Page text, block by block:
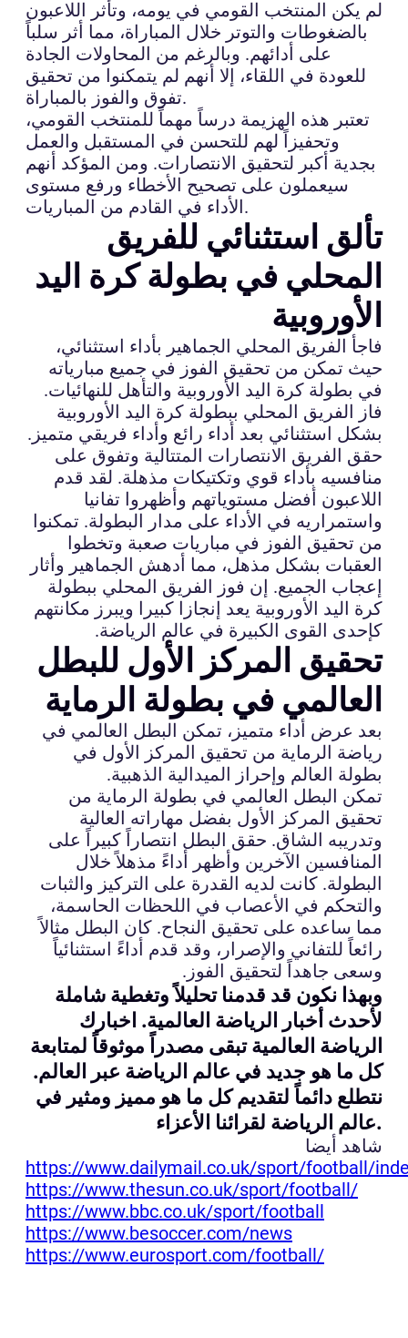
لم يكن المنتخب القومي في يومه، وتأثر اللاعبون
بالضغوطات والتوتر خلال المباراة، مما أثر سلباً
على أدائهم. وبالرغم من المحاولات الجادة
للعودة في اللقاء، إلا أنهم لم يتمكنوا من تحقيق
تفوق والفوز بالمباراة.
تعتبر هذه الهزيمة درساً مهماً للمنتخب القومي،
وتحفيزاً لهم للتحسن في المستقبل والعمل
بجدية أكبر لتحقيق الانتصارات. ومن المؤكد أنهم
سيعملون على تصحيح الأخطاء ورفع مستوى
الأداء في القادم من المباريات.
تألق استثنائي للفريق
المحلي في بطولة كرة اليد
الأوروبية
فاجأ الفريق المحلي الجماهير بأداء استثنائي،
حيث تمكن من تحقيق الفوز في جميع مبارياته
في بطولة كرة اليد الأوروبية والتأهل للنهائيات.
فاز الفريق المحلي ببطولة كرة اليد الأوروبية
بشكل استثنائي بعد أداء رائع وأداء فريقي متميز.
حقق الفريق الانتصارات المتتالية وتفوق على
منافسيه بأداء قوي وتكتيكات مذهلة. لقد قدم
اللاعبون أفضل مستوياتهم وأظهروا تفانيا
واستمراريه في الأداء على مدار البطولة. تمكنوا
من تحقيق الفوز في مباريات صعبة وتخطوا
العقبات بشكل مذهل، مما أدهش الجماهير وأثار
إعجاب الجميع. إن فوز الفريق المحلي ببطولة
كرة اليد الأوروبية يعد إنجازا كبيرا ويبرز مكانتهم
كإحدى القوى الكبيرة في عالم الرياضة.
تحقيق المركز الأول للبطل
العالمي في بطولة الرماية
بعد عرض أداء متميز، تمكن البطل العالمي في
رياضة الرماية من تحقيق المركز الأول في
بطولة العالم وإحراز الميدالية الذهبية.
تمكن البطل العالمي في بطولة الرماية من
تحقيق المركز الأول بفضل مهاراته العالية
وتدريبه الشاق. حقق البطل انتصاراً كبيراً على
المنافسين الآخرين وأظهر أداءً مذهلاً خلال
البطولة. كانت لديه القدرة على التركيز والثبات
والتحكم في الأعصاب في اللحظات الحاسمة،
مما ساعده على تحقيق النجاح. كان البطل مثالاً
رائعاً للتفاني والإصرار، وقد قدم أداءً استثنائياً
وسعى جاهداً لتحقيق الفوز.
وبهذا نكون قد قدمنا تحليلاً وتغطية شاملة
لأحدث أخبار الرياضة العالمية. اخبارك
الرياضة العالمية تبقى مصدراً موثوقاً لمتابعة
كل ما هو جديد في عالم الرياضة عبر العالم.
نتطلع دائماً لتقديم كل ما هو مميز ومثير في
عالم الرياضة لقرائنا الأعزاء.
شاهد أيضا
https://www.dailymail.co.uk/sport/football/
https://www.thesun.co.uk/sport/football/
https://www.bbc.co.uk/sport/football
https://www.besoccer.com/news
https://www.eurosport.com/football/